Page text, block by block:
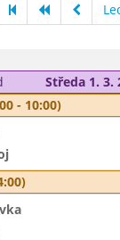
Středa 1. 3.
- 10:00)